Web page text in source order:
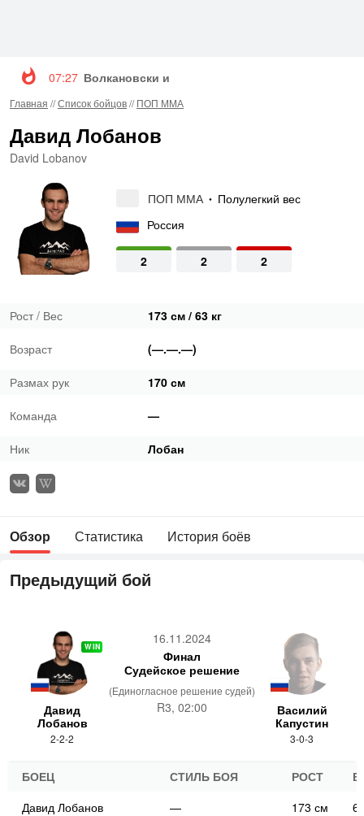
07:27 Волкановски и Евлоев возглавят турнир UFC
Главная //Список бойцов//ПОП ММА
Давид Лобанов
David Lobanov
ПОП ММА • Полулегкий вес
Россия
2 2 2
Рост / Вес 173 см / 63 кг
Возраст (—.—.—)
Размах рук 170 см
Команда —
Ник Лобан
Обзор Статистика История боёв
Предыдущий бой
WIN
Давид
Лобанов
2-2-2
16.11.2024
Финал
Судейское решение
(Единогласное решение судей)
R3, 02:00
Василий
Капустин
3-0-3
БОЕЦ СТИЛЬ БОЯ РОСТ
Давид Лобанов
— 173 см